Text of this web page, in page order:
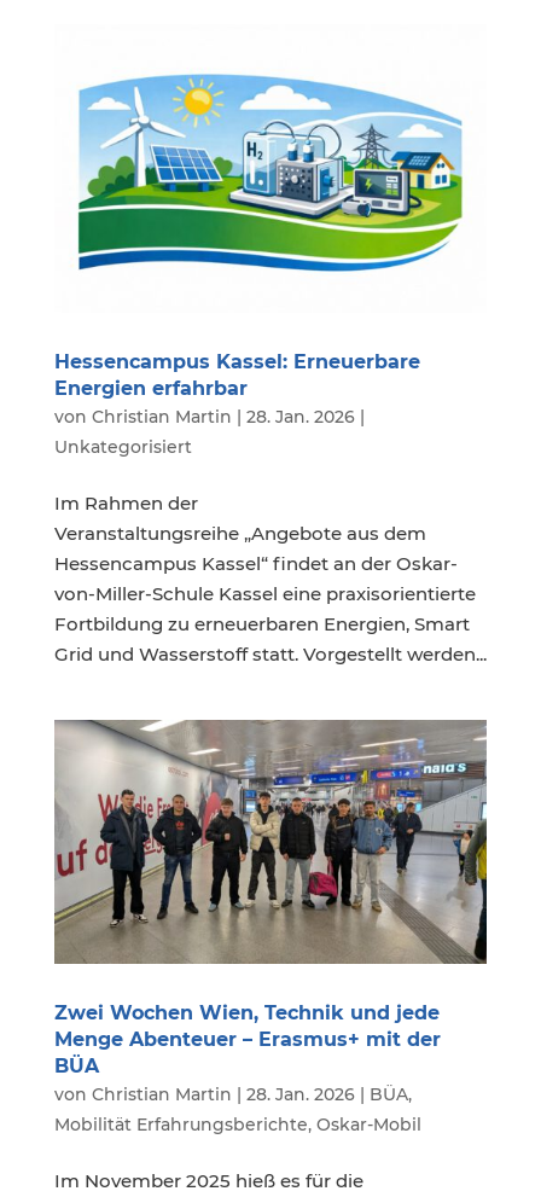
Hessencampus Kassel: Erneuerbare
Energien erfahrbar
von Christian Martin | 28. Jan. 2026|
Unkategorisiert
Im Rahmen der
Veranstaltungsreihe „Angebote aus dem
Hessencampus Kassel“ findet an der Oskar-
von-Miller-Schule Kassel eine praxisorientierte
Fortbildung zu erneuerbaren Energien, Smart
Grid und Wasserstoff statt. Vorgestellt werden...
Zwei Wochen Wien, Technik und jede
Menge Abenteuer – Erasmus+ mit der
BÜA
von Christian Martin | 28. Jan. 2026| BÜA,
Mobilität Erfahrungsberichte, Oskar-Mobil
Im November 2025 hieß es für die